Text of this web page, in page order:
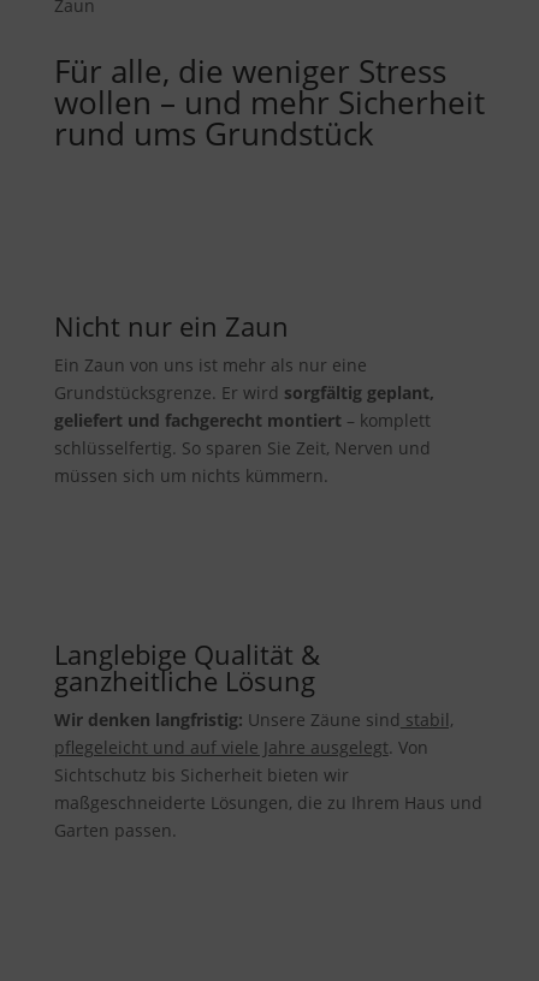
Für alle, die weniger Stress
wollen – und mehr Sicherheit
rund ums Grundstück
Nicht nur ein Zaun
Ein Zaun von uns ist mehr als nur eine
Grundstücksgrenze. Er wird sorgfältig geplant,
geliefert und fachgerecht montiert– komplett
schlüsselfertig. So sparen Sie Zeit, Nerven und
müssen sich um nichts kümmern.
Langlebige Qualität &
ganzheitliche Lösung
Wir denken langfristig: Unsere Zäune sind stabil,
pflegeleicht und auf viele Jahre ausgelegt. Von
Sichtschutz bis Sicherheit bieten wir
maßgeschneiderte Lösungen, die zu Ihrem Haus und
Garten passen.